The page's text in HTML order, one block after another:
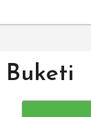
Buketi